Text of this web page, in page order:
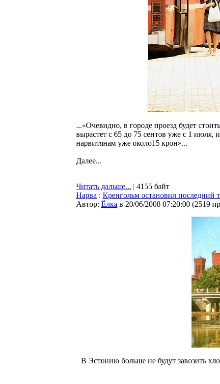
...«Очевидно, в городе проезд будет
вырастет с 65 до 75 сентов уже с 1 июля,
нарвитянам уже около15 крон»...
Далее...
Читать дальше... | 4155 байт
Нарва : Кренгольм остановил последний
Автор: Ёлка в 20/06/2008 07:20:00 (2519
В Эстонию больше не будут завозить